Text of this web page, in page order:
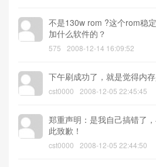
不是130w rom ?这个rom稳
加什么软件的？
575 2008-12-14 16:09:52
下午刷成功了，就是觉得内存
cst0000 2008-12-05 22:45:45
郑重声明：是我自己搞错了
此致歉！
cst0000 2008-12-05 22:44:50